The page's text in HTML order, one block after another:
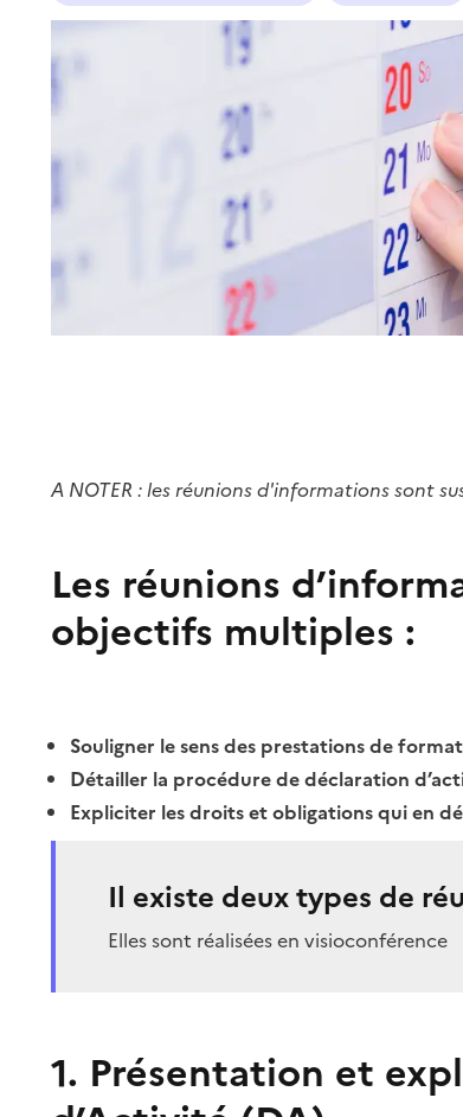
A NOTER : les réunions d'informations sont
Les réunions
objectifs multiples :
Souligner le sens des prestations de
Détailler la procédure de déclaration
Expliciter les droits et obligations qui en
Il existe deux types de
Elles sont réalisées en visioconférence
1. Présentation et